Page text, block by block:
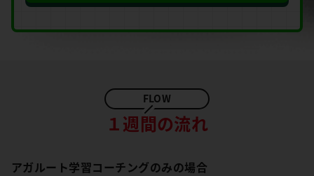
１週間の流れ
アガルート学習コーチングのみの場合